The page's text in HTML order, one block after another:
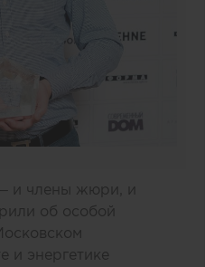
и члены жюри, и
об особой
и энергетике